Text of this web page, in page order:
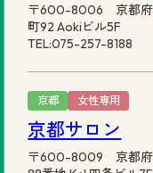
〒600-8006 京都府
町92 Aokiビル5F
TEL:075-257-8188
京都 女性専用
京都サロン
〒600-8009 京都府